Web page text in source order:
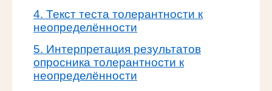
4. Текст теста толерантности к
неопределённости
5. Интерпретация результатов
опросника толерантности к
неопределённости